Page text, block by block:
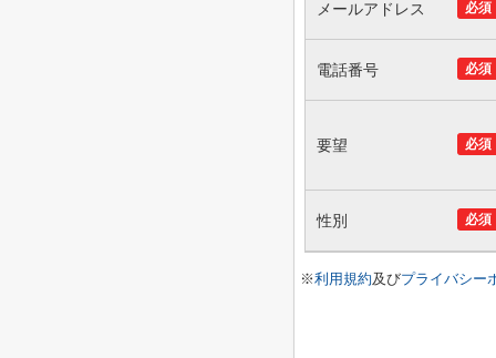
必須
メールアドレス
必須
電話番号
必須
要望
必須
性別
※利用規約及びプライバシー